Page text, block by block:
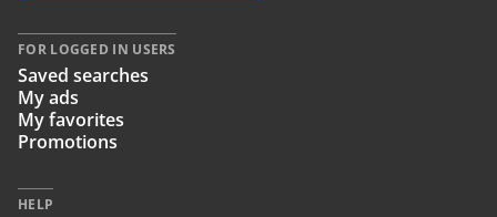
FOR LOGGED IN USERS
Saved searches
My ads
My favorites
Promotions
HELP